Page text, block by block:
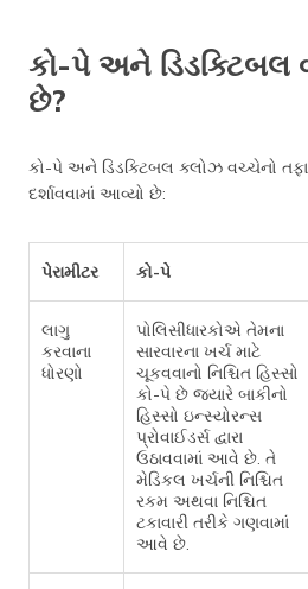
કો-પે અને ડિડક્ટિબલ
છે?
કો-પે અને ડિડક્ટિબલ ક્લોઝ વચ્ચેનો
દર્શાવવામાં આવ્યો છે:
પેરામીટર કો-પે
લાગુ
કરવાના
ધોરણો
પોલિસીધારકોએ તેમના
સારવારના ખર્ચ માટે
ચૂકવવાનો નિશ્ચિત હિસ્સો
કો-પે છે જ્યારે બાકીનો
હિસ્સો ઇન્સ્યોરન્સ
પ્રોવાઈડર્સ દ્વારા
ઉઠાવવામાં આવે છે. તે
મેડિકલ ખર્ચની નિશ્ચિત
રકમ અથવા નિશ્ચિત
ટકાવારી તરીકે ગણવામાં
આવે છે.